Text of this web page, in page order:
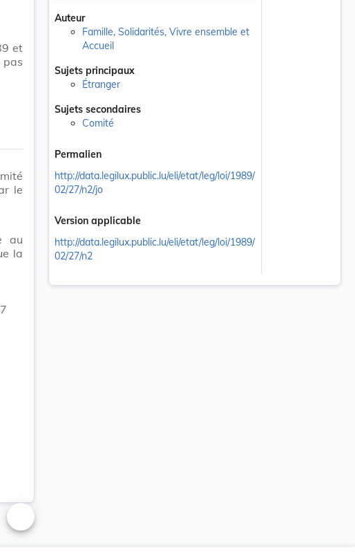
et
pas
le
au
la
Changer la taille du texte
Auteur
Famille, Solidarités, Vivre ensemble et
Accueil
Sujets principaux
Étranger
Sujets secondaires
Comité
Permalien
http://data.legilux.public.lu/eli/etat/leg/loi/1989/
02/27/n2/jo
Version applicable
http://data.legilux.public.lu/eli/etat/leg/loi/1989/
02/27/n2